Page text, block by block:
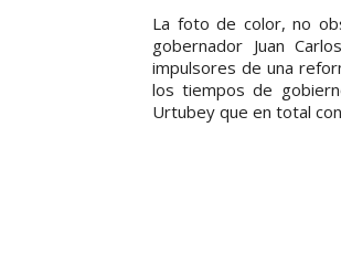
La foto de color, no
gobernador Juan
impulsores de una
los tiempos de
Urtubey que en total